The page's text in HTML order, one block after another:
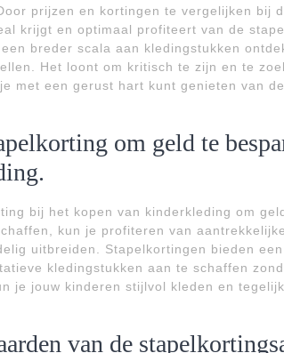
prijzen en kortingen te vergelijken bij
krijgt en optimaal profiteert van de
breder scala aan kledingstukken
Het loont om kritisch te zijn en te
met een gerust hart kunt genieten van
om geld te
bij het kopen van kinderkleding om
kun je profiteren van
uitbreiden. Stapelkortingen bieden
kledingstukken aan te schaffen
je jouw kinderen stijlvol kleden en
van de